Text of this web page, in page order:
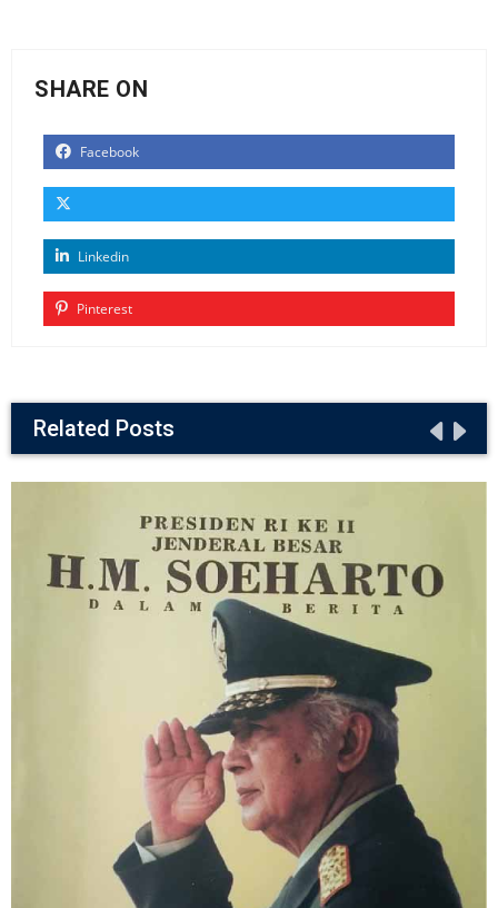
SHARE ON
Facebook
Linkedin
Pinterest
Related Posts